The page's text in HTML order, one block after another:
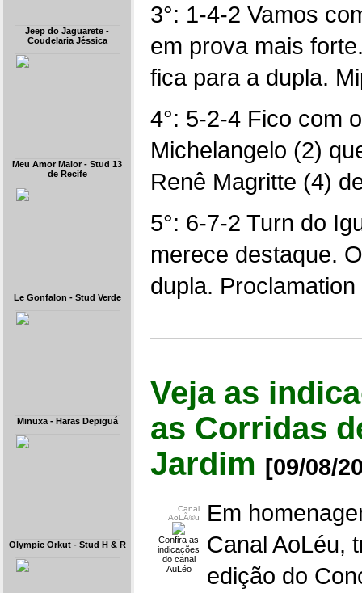
Jeep do Jaguarete -
Coudelaria Jéssica
Meu Amor Maior - Stud 13
de Recife
Le Gonfalon - Stud Verde
Minuxa - Haras Depiguá
Olympic Orkut - Stud H & R
3°: 1-4-2 Vamos
em prova mais
fica para a dupla.
4°: 5-2-4 Fico com
Michelangelo (2)
Renê Magritte (4)
5°: 6-7-2 Turn do
merece destaque.
dupla.
Veja as
as Corridas
Jardim [09/08/
Canal
AoLÃ©u
Confira as
indicações
do canal
AuLéo
Em
Canal AoLéu,
edição do